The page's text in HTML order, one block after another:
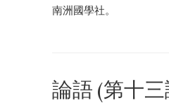
南洲國學社。
論語 (第十